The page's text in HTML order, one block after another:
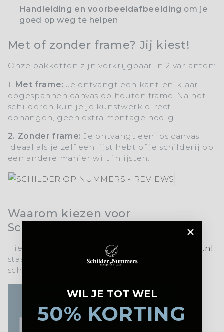
Handleiding en voorbeeldafbeelding om je
goed op weg te helpen
Met of zonder frame? Jij kiest!
Onze pakketten zijn verkrijgbaar in 2 varianten:
1. Met frame: Je ontvangt een kant-en-klaar
opgespannen canvas op houten frame. Na het
schilderen kun je je kunstwerk direct
ophangen, geen extra montage nodig
2. Zonder frame: Je ontvangt een los canvas.
Ideaal als je zelf een lijst hebt of je schilderij op
een andere manier wilt inlijsten.
Waarom kiezen voor
SchilderOpNr.nl?
Hier is een korte uitleg waarom
schilperopnr.nl
staat voor topkwaliteit en een unieke
schilderervaring:
WIL JE TOT WEL
50% KORTING